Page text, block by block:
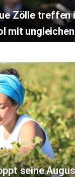
Zölle treffen
mit
seine